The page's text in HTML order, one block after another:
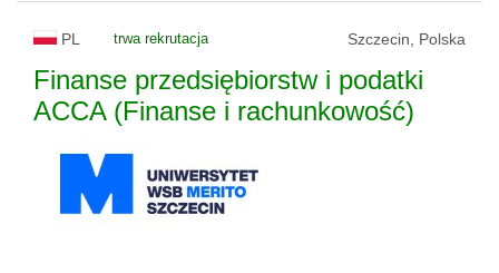
PL trwa rekrutacja Szczecin, Polska
Finanse przedsiębiorstw i podatki
ACCA (Finanse i rachunkowość)